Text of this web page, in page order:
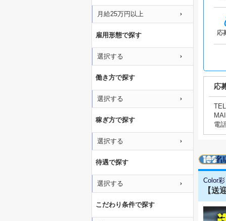
応
応
TEL
電
Color彩
【送
月給25万円以上
雇用形態で探す
選択する
働き方で探す
選択する
稼ぎ方で探す
選択する
待遇で探す
選択する
こだわり条件で探す